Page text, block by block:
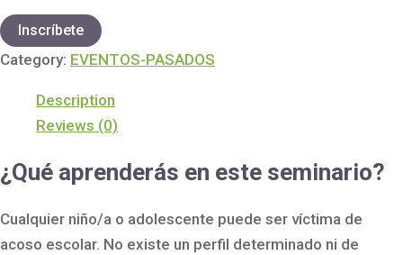
Inscríbete
Category: EVENTOS-PASADOS
Description
Reviews (0)
¿Qué aprenderás en este seminario?
Cualquier niño/a o adolescente puede ser víctima de
acoso escolar. No existe un perfil determinado ni de